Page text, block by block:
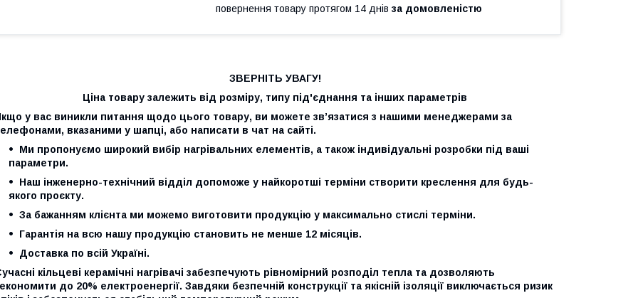
повернення товару протягом 14 днів за домовленістю
ЗВЕРНІТЬ УВАГУ!
Ціна товару залежить від розміру, типу під'єднання та інших параметрів
у вас виникли питання щодо цього товару, ви можете зв’язатися з нашими менеджерами за
вказаними у шапці, або написати в чат на сайті.
Ми пропонуємо широкий вибір нагрівальних елементів, а також індивідуальні розробки під ваші
параметри.
Наш інженерно-технічний відділ допоможе у найкоротші терміни створити креслення для будь-
якого проєкту.
За бажанням клієнта ми можемо виготовити продукцію у максимально стислі терміни.
Гарантія на всю нашу продукцію становить не менше 12 місяців.
Доставка по всій Україні.
кільцеві керамічні нагрівачі забезпечують рівномірний розподіл тепла та дозволяють
до 20% електроенергії. Завдяки безпечній конструкції та якісній ізоляції виключається ризик